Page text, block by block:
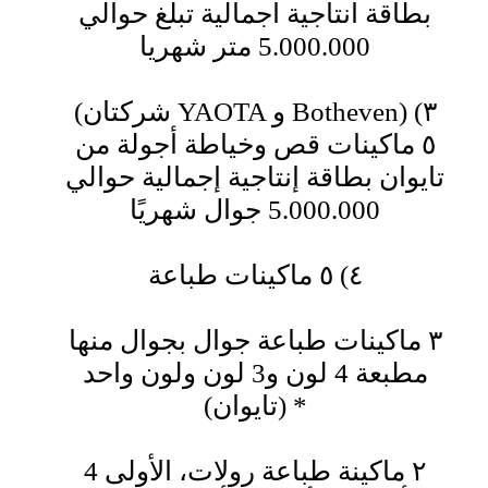
بطاقة انتاجية اجمالية تبلغ حوالي
5.000.000 متر شهريا
(شركتان YAOTA و Botheven) ٣)
٥ ماكينات قص وخياطة أجولة من
تايوان بطاقة إنتاجية إجمالية حوالي
5.000.000 جوال شهريًا
٤) ٥ ماكينات طباعة
٣ ماكينات طباعة جوال بجوال منها
مطبعة 4 لون و3 لون ولون واحد
(تايوان) *
٢ ماكينة طباعة رولات، الأولى 4